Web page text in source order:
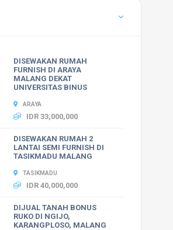
DISEWAKAN RUMAH
FURNISH DI ARAYA
MALANG DEKAT
UNIVERSITAS BINUS
ARAYA
IDR 33,000,000
DISEWAKAN RUMAH 2
LANTAI SEMI FURNISH DI
TASIKMADU MALANG
TASIKMADU
IDR 40,000,000
DIJUAL TANAH BONUS
RUKO DI NGIJO,
KARANGPLOSO, MALANG